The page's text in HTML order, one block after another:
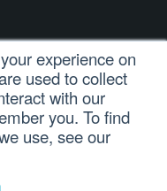
experience on
used to collect
with our
you. To find
use, see our
2021 |Inicio de
todos los derechos